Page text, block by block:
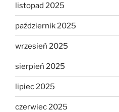
listopad 2025
październik 2025
wrzesień 2025
sierpień 2025
lipiec 2025
czerwiec 2025